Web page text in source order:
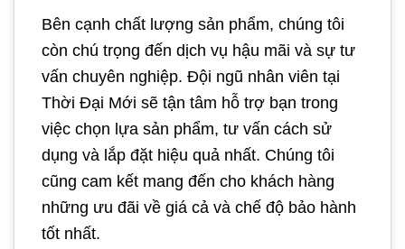
Bên cạnh chất lượng sản phẩm, chúng tôi
còn chú trọng đến dịch vụ hậu mãi và sự tư
vấn chuyên nghiệp. Đội ngũ nhân viên tại
Thời Đại Mới sẽ tận tâm hỗ trợ bạn trong
việc chọn lựa sản phẩm, tư vấn cách sử
dụng và lắp đặt hiệu quả nhất. Chúng tôi
cũng cam kết mang đến cho khách hàng
những ưu đãi về giá cả và chế độ bảo hành
tốt nhất.